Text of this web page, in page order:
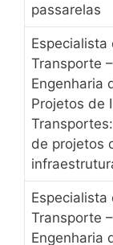
passarelas
Especialista
Transporte
Engenharia
Projetos de
de projetos
Especialista
Transporte
Engenharia